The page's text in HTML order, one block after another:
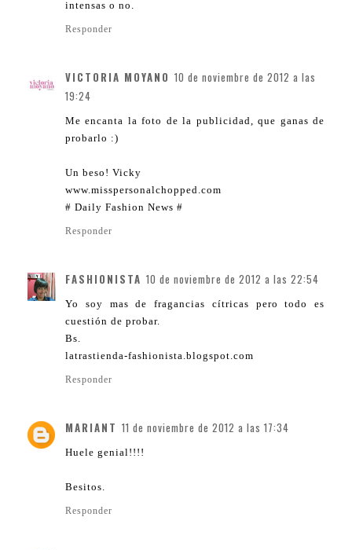
intensas o no.
Responder
VICTORIA MOYANO 10 de noviembre de 2012 a las
19:24
Me encanta la foto de la publicidad, que ganas de
probarlo :)
Un beso! Vicky
www.misspersonalchopped.com
# Daily Fashion News #
Responder
FASHIONISTA 10 de noviembre de 2012 a las 22:54
Yo soy mas de fragancias cítricas pero todo es
cuestión de probar.
Bs.
latrastienda-fashionista.blogspot.com
Responder
MARIANT 11 de noviembre de 2012 a las 17:34
Huele genial!!!!
Besitos.
Responder